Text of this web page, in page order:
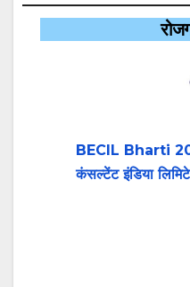
BECIL Bharti
कंसल्टेंट इंडिया